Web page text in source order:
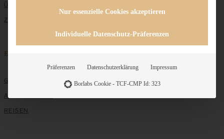
ÜBER MICH
ZUSAMMENARBEIT
Entdecken
GRUNDLAGEN
ALLE REZEPTE
REISEN
Nur essenzielle Cookies akzeptieren
Individuelle Datenschutz-Präferenzen
Präferenzen Datenschutzerklärung Impressum
Borlabs Cookie - TCF-CMP Id: 323